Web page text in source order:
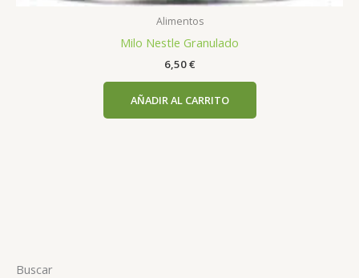
Buscar
Alimentos
Milo Nestle Granulado
6,50€
AÑADIR AL CARRITO